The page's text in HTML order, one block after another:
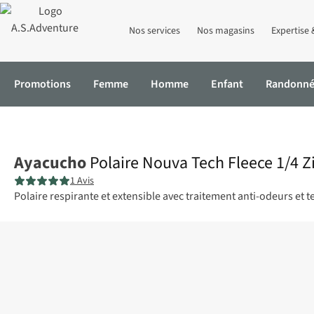
Nos services Nos magasins Expertise
Promotions Femme Homme Enfant
Ayacucho Polaire Nouva Tech Fleece 1/4
1 Avis
Polaire respirante et extensible avec traitement anti-odeurs et